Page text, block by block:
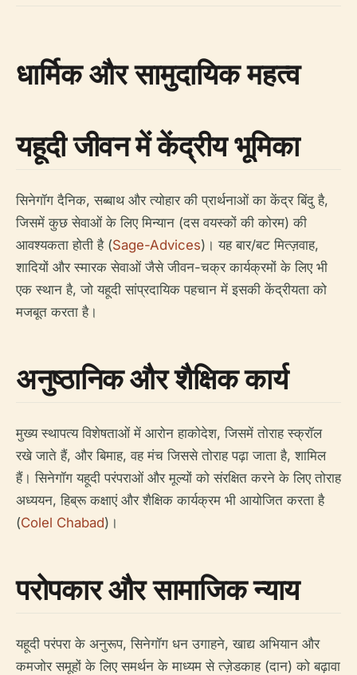
धार्मिक और सामुदायिक महत्व
यहूदी जीवन में केंद्रीय भूमिका
सिनेगॉग दैनिक, सब्बाथ और त्योहार की प्रार्थनाओं का केंद्र बिंदु है,
जिसमें कुछ सेवाओं के लिए मिन्यान (दस वयस्कों की कोरम) की
आवश्यकता होती है (Sage-Advices)। यह बार/बट मित्ज़वाह,
शादियों और स्मारक सेवाओं जैसे जीवन-चक्र कार्यक्रमों के लिए भी
एक स्थान है, जो यहूदी सांप्रदायिक पहचान में इसकी केंद्रीयता को
मजबूत करता है।
अनुष्ठानिक और शैक्षिक कार्य
मुख्य स्थापत्य विशेषताओं में आरोन हाकोदेश, जिसमें तोराह स्क्रॉल
रखे जाते हैं, और बिमाह, वह मंच जिससे तोराह पढ़ा जाता है, शामिल
हैं। सिनेगॉग यहूदी परंपराओं और मूल्यों को संरक्षित करने के लिए तोराह
अध्ययन, हिब्रू कक्षाएं और शैक्षिक कार्यक्रम भी आयोजित करता है
(Colel Chabad)।
परोपकार और सामाजिक न्याय
यहूदी परंपरा के अनुरूप, सिनेगॉग धन उगाहने, खाद्य अभियान और
कमजोर समूहों के लिए समर्थन के माध्यम से त्ज़ेडकाह (दान) को बढ़ावा